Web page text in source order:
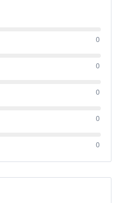
0
0
0
0
0